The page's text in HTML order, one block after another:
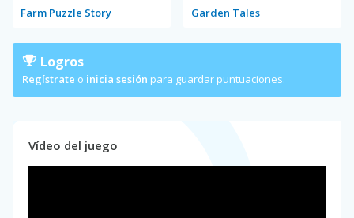
Farm Puzzle Story Garden Tales
Logros
Regístrate o inicia sesión para guardar puntuaciones.
Vídeo del juego